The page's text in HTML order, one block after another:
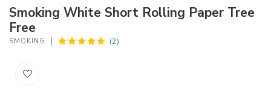
Smoking White Short Rolling Paper Tree
Free
SMOKING (2)